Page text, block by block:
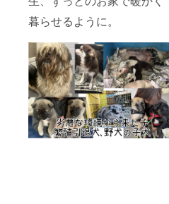
暮らせるように。